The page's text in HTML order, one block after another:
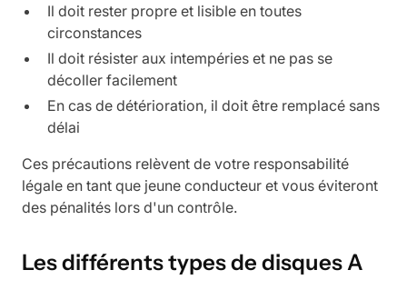
Il doit rester propre et lisible en toutes
circonstances
Il doit résister aux intempéries et ne pas se
décoller facilement
En cas de détérioration, il doit être remplacé sans
délai
Ces précautions relèvent de votre responsabilité
légale en tant que jeune conducteur et vous éviteront
des pénalités lors d'un contrôle.
Les différents types de disques A